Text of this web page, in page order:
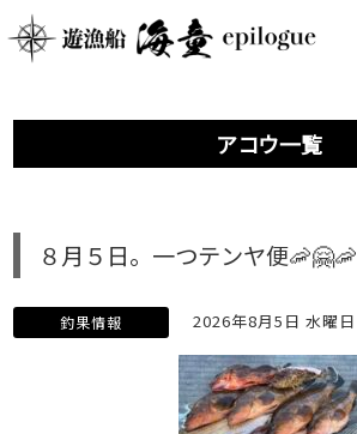
アコウ一覧
８月５日。一つテンヤ便🦐🤗🦐
釣果情報 2026年8月5日 水曜日